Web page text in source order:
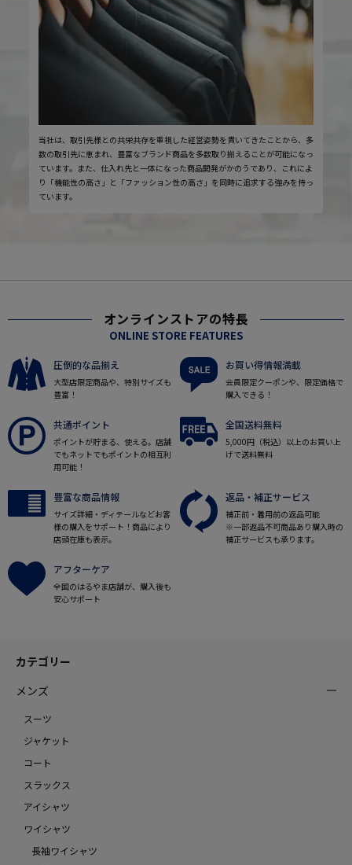
当社は、取引先様との共栄共存を重視した経営姿勢を貫いてきたことから、多
数の取引先に恵まれ、豊富なブランド商品を多数取り揃えることが可能になっ
ています。また、仕入れ先と一体になった商品開発がかのうであり、これによ
り「機能性の高さ」と「ファッション性の高さ」を同時に追求する強みを持っ
ています。
オンラインストアの特長
ONLINE STORE FEATURES
圧倒的な品揃え
大型店限定商品や、特別サイズも
豊富！
お買い得情報満載
会員限定クーポンや、限定価格で
購入できる！
共通ポイント
ポイントが貯まる、使える。店舗
でもネットでもポイントの相互利
用可能！
全国送料無料
5,000円（税込）以上のお買い上
げで送料無料
豊富な商品情報
サイズ詳細・ディテールなどお客
様の購入をサポート！商品により
店頭在庫も表示。
返品・補正サービス
補正前・着用前の返品可能
※一部返品不可商品あり購入時の
補正サービスも承ります。
アフターケア
全国のはるやま店舗が、購入後も
安心サポート
カテゴリー
メンズ
スーツ
ジャケット
コート
スラックス
アイシャツ
ワイシャツ
長袖ワイシャツ